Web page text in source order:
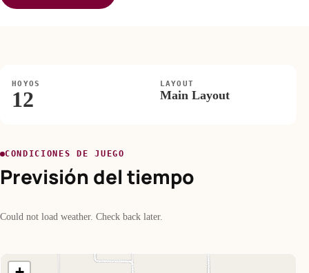
HOYOS
12
LAYOUT
Main Layout
CONDICIONES DE JUEGO
Previsión del tiempo
Could not load weather. Check back later.